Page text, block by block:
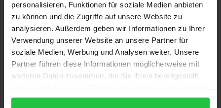
personalisieren, Funktionen für soziale Medien anbieten
zu können und die Zugriffe auf unsere Website zu
analysieren. Außerdem geben wir Informationen zu Ihrer
Verwendung unserer Website an unsere Partner für
soziale Medien, Werbung und Analysen weiter. Unsere
Partner führen diese Informationen möglicherweise mit
weiteren Daten zusammen, die Sie ihnen bereitgestellt
gesammelt haben.